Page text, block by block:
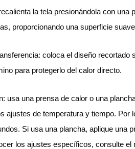
la tela presionándola con
proporcionando una superficie
coloca el diseño
para protegerlo del calor directo.
usa una prensa de calor o una
ajustes de temperatura y tiempo. Por
Si usa una plancha, aplique una
los ajustes específicos, consulte el